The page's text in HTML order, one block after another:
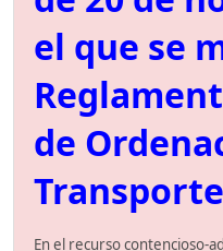
el que se
de
En el recurso contencioso-